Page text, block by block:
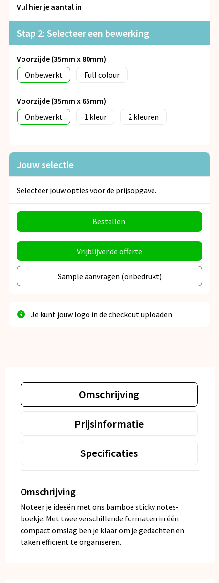
Snoepgoed
Spellen voor binnen en buiten
Veiligheid, Auto en Fiets
Vrije tijd en Strand
Anti-stress
Vul hier je aantal in
Stap 2: Selecteer een bewerking
Voorzijde (35mm x 80mm)
Onbewerkt
Full colour
Voorzijde (35mm x 65mm)
Onbewerkt
1 2
Jouw selectie
Selecteer jouw opties voor de prijsopgave.
Bestellen
Vrijblijvende offerte
Sample aanvragen (onbedrukt)
Je kunt jouw logo in de checkout uploaden
Omschrijving
Prijsinformatie
Specificaties
Omschrijving
Noteer je ideeën met ons bamboe sticky notes-
boekje. Met twee verschillende formaten in één
compact omslag ben je klaar om je gedachten en
taken efficiënt te organiseren.